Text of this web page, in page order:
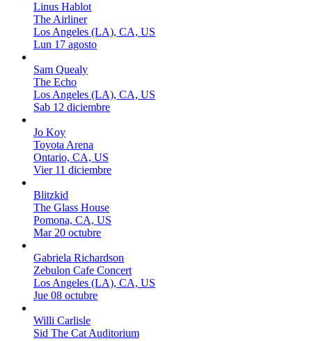
Linus Hablot
The Airliner
Los Angeles (LA), CA, US
Lun 17 agosto
Sam Quealy
The Echo
Los Angeles (LA), CA, US
Sab 12 diciembre
Jo Koy
Toyota Arena
Ontario, CA, US
Vier 11 diciembre
Blitzkid
The Glass House
Pomona, CA, US
Mar 20 octubre
Gabriela Richardson
Zebulon Cafe Concert
Los Angeles (LA), CA, US
Jue 08 octubre
Willi Carlisle
Sid The Cat Auditorium